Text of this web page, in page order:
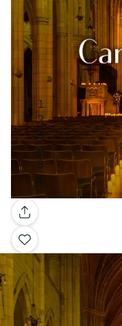
Galerie